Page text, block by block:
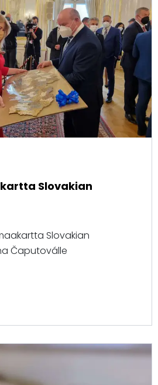
Slovakian
Slovakian
Čaputoválle